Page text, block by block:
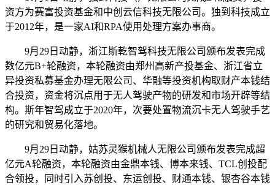
资方为赛富投资基金和中创云信科技无限公司。独到科技成立
于2012年，是一家AI和RPA使用处理方案办事商。
9月29日动静，浙江斯乾智驾科技无限公司颁布发表完成
数亿元B+轮融资，本轮融资由郑州高新产投基金、浙江省立
异投资私募基金办理无限公司、华融等投资机构取财产本钱结
合投资，资金将沉点用于无人驾驶产物的研发和市场开辟等结
构。斯年智驾成立于2020年，次要处置物流沉卡无人驾驶手艺
的研究和贸易化落地。
9月29日动静，姑苏灵猴机械人无限公司颁布发表完成超
亿元A轮融资，本轮融资由金鼎本钱、博本来钱、TCL创投配
合领投，同时引入苏创投、东运创投、财通本钱、银杏谷本钱